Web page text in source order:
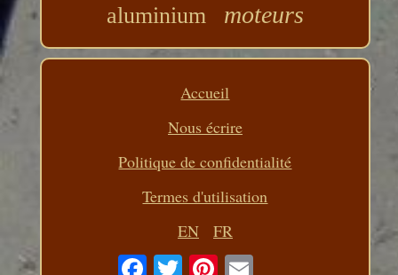
aluminium moteurs
Accueil
Nous écrire
Politique de confidentialité
Termes d'utilisation
EN
FR